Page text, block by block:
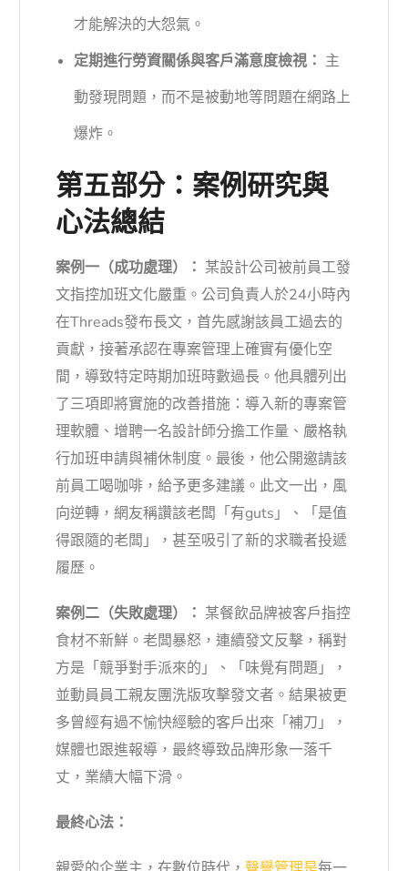
才能解決的大怨氣。
定期進行勞資關係與客戶滿意度檢視： 主
動發現問題，而不是被動地等問題在網路上
爆炸。
第五部分：案例研究與
心法總結
案例一（成功處理）： 某設計公司被前員工發
文指控加班文化嚴重。公司負責人於24小時內
在Threads發布長文，首先感謝該員工過去的
貢獻，接著承認在專案管理上確實有優化空
間，導致特定時期加班時數過長。他具體列出
了三項即將實施的改善措施：導入新的專案管
理軟體、增聘一名設計師分擔工作量、嚴格執
行加班申請與補休制度。最後，他公開邀請該
前員工喝咖啡，給予更多建議。此文一出，風
向逆轉，網友稱讚該老闆「有guts」、「是值
得跟隨的老闆」，甚至吸引了新的求職者投遞
履歷。
案例二（失敗處理）： 某餐飲品牌被客戶指控
食材不新鮮。老闆暴怒，連續發文反擊，稱對
方是「競爭對手派來的」、「味覺有問題」，
並動員員工親友團洗版攻擊發文者。結果被更
多曾經有過不愉快經驗的客戶出來「補刀」，
媒體也跟進報導，最終導致品牌形象一落千
丈，業績大幅下滑。
最終心法：